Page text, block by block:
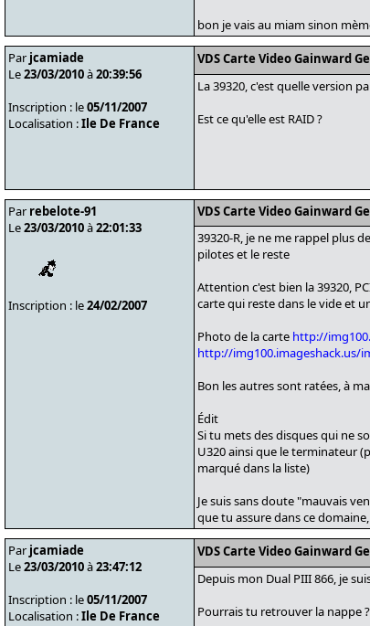
bon je vais au miam sinon
Par jcamiade
Le23/03/2010à20:39:56
Inscription : le05/11/2007
Localisation :Ile De France
VDS Carte Video Gainward
La 39320, c'est quelle version
Est ce qu'elle est RAID ?
Par rebelote-91
Le23/03/2010à22:01:33
Inscription : le24/02/2007
VDS Carte Video Gainward
39320-R, je ne me rappel plus
pilotes et le reste
Attention c'est bien la 39320,
carte qui reste dans le vide et
Photo de la carte http://
http://img100.imageshack.us/
Bon les autres sont ratées, à
Édit
Si tu mets des disques qui ne
U320 ainsi que le terminateur
marqué dans la liste)
Je suis sans doute "mauvais
que tu assure dans ce
Par jcamiade
Le23/03/2010à23:47:12
Inscription : le05/11/2007
Localisation :Ile De France
VDS Carte Video Gainward
Depuis mon Dual PIII 866, je
Pourrais tu retrouver la nappe ?